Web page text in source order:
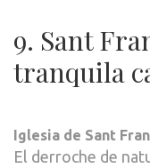
9. Sant
tranquila
Iglesia de Sant
El derroche de